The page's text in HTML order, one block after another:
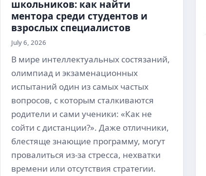
школьников: как найти
ментора среди студентов и
взрослых специалистов
July 6, 2026
В мире интеллектуальных состязаний,
олимпиад и экзаменационных
испытаний один из самых частых
вопросов, с которым сталкиваются
родители и сами ученики: «Как не
сойти с дистанции?». Даже отличники,
блестяще знающие программу, могут
провалиться из-за стресса, нехватки
времени или отсутствия стратегии.